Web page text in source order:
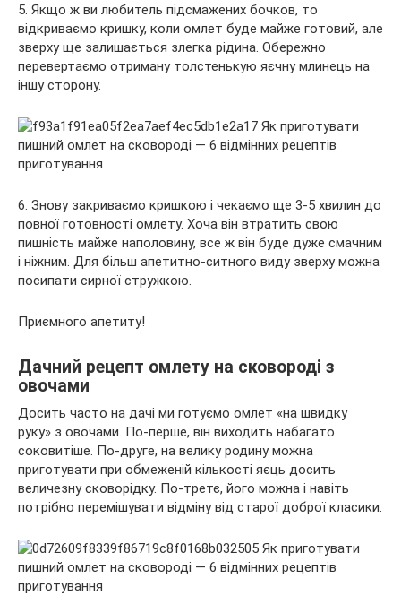
5. Якщо ж ви любитель підсмажених бочков, то
відкриваємо кришку, коли омлет буде майже готовий, але
зверху ще залишається злегка рідина. Обережно
перевертаємо отриману толстенькую яєчну млинець на
іншу сторону.
6. Знову закриваємо кришкою і чекаємо ще 3-5 хвилин до
повної готовності омлету. Хоча він втратить свою
пишність майже наполовину, все ж він буде дуже смачним
і ніжним. Для більш апетитно-ситного виду зверху можна
посипати сирної стружкою.
Приємного апетиту!
Дачний рецепт омлету на сковороді з
овочами
Досить часто на дачі ми готуємо омлет «на швидку
руку» з овочами. По-перше, він виходить набагато
соковитіше. По-друге, на велику родину можна
приготувати при обмеженій кількості яєць досить
величезну сковорідку. По-третє, його можна і навіть
потрібно перемішувати відміну від старої доброї класики.